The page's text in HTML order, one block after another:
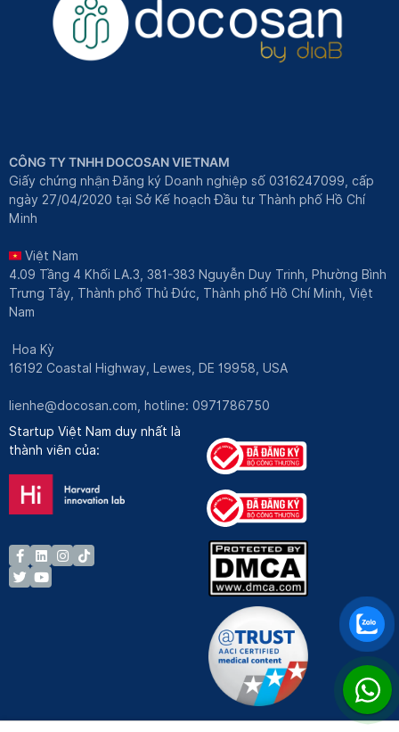
CÔNG TY TNHH DOCOSAN VIETNAM
Giấy chứng nhận Đăng ký Doanh nghiệp số 0316247099, cấp
ngày 27/04/2020 tại Sở Kế hoạch Đầu tư Thành phố Hồ Chí
Minh
Việt Nam
4.09 Tầng 4 Khối LA.3, 381-383 Nguyễn Duy Trinh, Phường Bình
Trưng Tây, Thành phố Thủ Đức, Thành phố Hồ Chí Minh, Việt
Nam
Hoa Kỳ
16192 Coastal Highway, Lewes, DE 19958, USA
lienhe@docosan.com , hotline: 0971786750
Startup Việt Nam duy nhất là
thành viên của: